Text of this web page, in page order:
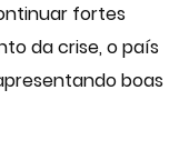
fortes
da crise, o país
boas